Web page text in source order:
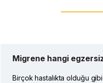
Migrene hangi
Birçok hastalıkta olduğu gibi